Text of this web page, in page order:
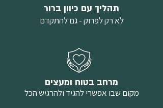
תהליך עם כיוון ברור
לא רק לפרוק - גם להתקדם
מרחב בטוח ומעצים
מקום שבו אפשרי להגיד ולהרגיש הכל